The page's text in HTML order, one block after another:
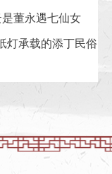
董永遇七仙女
灯承载的添丁民俗